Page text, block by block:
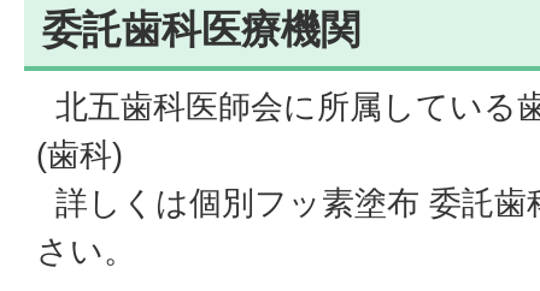
委託歯科医療機関
北五歯科医師会に所属している
(歯科)
詳しくは個別フッ素塗布 委託
さい。